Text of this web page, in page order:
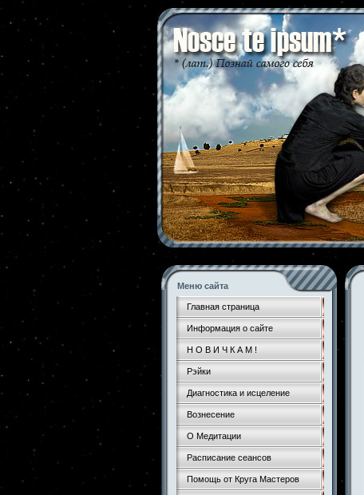
Меню сайта
Главная страница
Информация о сайте
Н О В И Ч К А М !
Рэйки
Диагностика и исцеление
Вознесение
О Медитации
Расписание сеансов
Помощь от Круга Мастеров